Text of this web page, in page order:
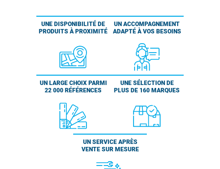
UNE DISPONIBILITÉ DE
PRODUITS À PROXIMITÉ
UN ACCOMPAGNEMENT
ADAPTÉ À VOS BESOINS
UN LARGE CHOIX PARMI
22 000 RÉFÉRENCES
UNE SÉLECTION DE
PLUS DE 160 MARQUES
UN SERVICE APRÈS
VENTE SUR MESURE